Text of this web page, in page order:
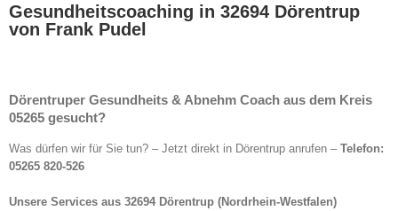
Gesundheitscoaching in 32694 Dörentrup
von Frank Pudel
Dörentruper Gesundheits & Abnehm Coach aus dem Kreis
05265 gesucht?
Was dürfen wir für Sie tun? – Jetzt direkt in Dörentrup anrufen – Telefon:
05265 820-526
Unsere Services aus 32694 Dörentrup (Nordrhein-Westfalen)